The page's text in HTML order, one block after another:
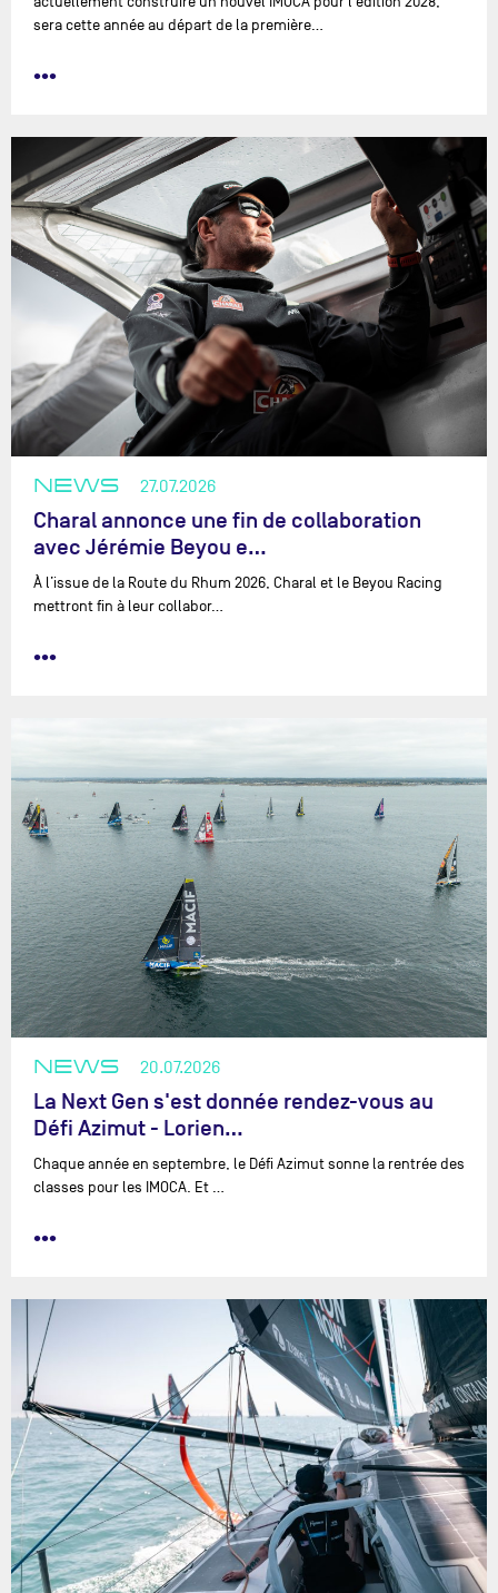
sera cette année au départ de la première…
•••
NEWS 27.07.2026
Charal annonce une fin de collaboration
avec Jérémie Beyou e…
À l’issue de la Route du Rhum 2026, Charal et le Beyou Racing
mettront fin à leur collabor…
•••
NEWS 20.07.2026
La Next Gen s'est donnée rendez-vous au
Défi Azimut - Lorien…
Chaque année en septembre, le Défi Azimut sonne la rentrée des
classes pour les IMOCA. Et …
•••